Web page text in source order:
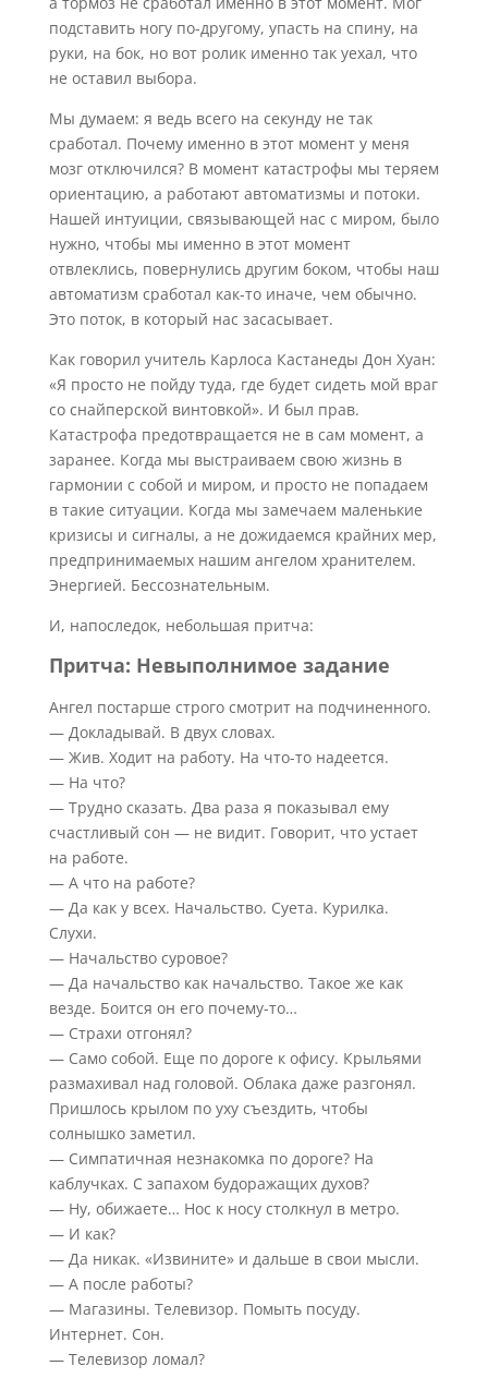
подставить ногу по-другому, упасть на спину, на
руки, на бок, но вот ролик именно так уехал, что
не оставил выбора.
Мы думаем: я ведь всего на секунду не так
сработал. Почему именно в этот момент у меня
мозг отключился? В момент катастрофы мы теряем
ориентацию, а работают автоматизмы и потоки.
Нашей интуиции, связывающей нас с миром, было
нужно, чтобы мы именно в этот момент
отвлеклись, повернулись другим боком, чтобы наш
автоматизм сработал как-то иначе, чем обычно.
Это поток, в который нас засасывает.
Как говорил учитель Карлоса Кастанеды Дон Хуан:
«Я просто не пойду туда, где будет сидеть мой враг
со снайперской винтовкой». И был прав.
Катастрофа предотвращается не в сам момент, а
заранее. Когда мы выстраиваем свою жизнь в
гармонии с собой и миром, и просто не попадаем
в такие ситуации. Когда мы замечаем маленькие
кризисы и сигналы, а не дожидаемся крайних мер,
предпринимаемых нашим ангелом хранителем.
Энергией. Бессознательным.
И, напоследок, небольшая притча:
Притча: Невыполнимое задание
Ангел постарше строго смотрит на подчиненного.
— Докладывай. В двух словах.
— Жив. Ходит на работу. На что-то надеется.
— На что?
— Трудно сказать. Два раза я показывал ему
счастливый сон — не видит. Говорит, что устает
на работе.
— А что на работе?
— Да как у всех. Начальство. Суета. Курилка.
Слухи.
— Начальство суровое?
— Да начальство как начальство. Такое же как
везде. Боится он его почему-то…
— Страхи отгонял?
— Само собой. Еще по дороге к офису. Крыльями
размахивал над головой. Облака даже разгонял.
Пришлось крылом по уху съездить, чтобы
солнышко заметил.
— Симпатичная незнакомка по дороге? На
каблучках. С запахом будоражащих духов?
— Ну, обижаете… Нос к носу столкнул в метро.
— И как?
— Да никак. «Извините» и дальше в свои мысли.
— А после работы?
— Магазины. Телевизор. Помыть посуду.
Интернет. Сон.
— Телевизор ломал?